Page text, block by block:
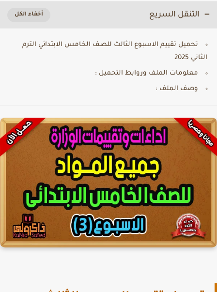
التنقل السريع
تحميل تقييم الاسبوع الثالث للصف الخامس الابتدائي الترم
الثاني 2025
معلومات الملف وروابط التحميل :
وصف الملف :